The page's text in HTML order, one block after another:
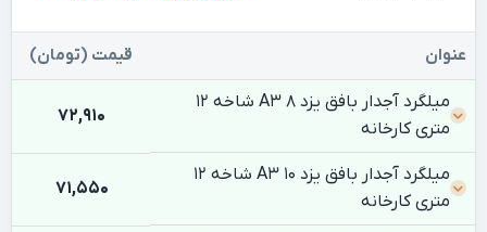
عنوان قیمت (تومان)
میلگرد آجدار بافق یزد 8 A3 شاخه 12
متری کارخانه
72,910
میلگرد آجدار بافق یزد 10 A3 شاخه 12
متری کارخانه
71,550